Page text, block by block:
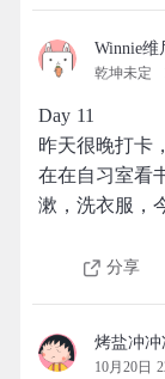
Winnie维
乾坤未定
Day 11
昨天很晚打卡
在在自习室看
漱，洗衣服，
分享
烤盐冲冲
10月20日